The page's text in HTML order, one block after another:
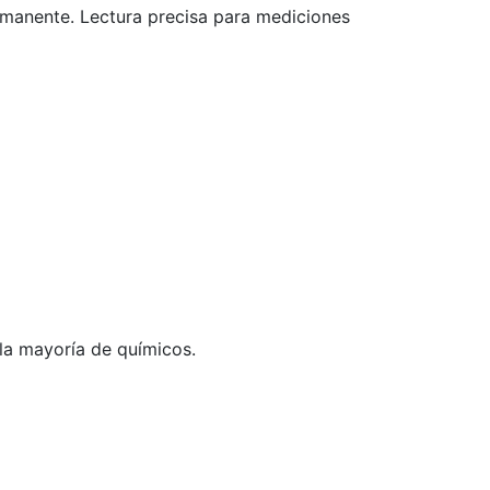
Lectura precisa para mediciones
mayoría de químicos.